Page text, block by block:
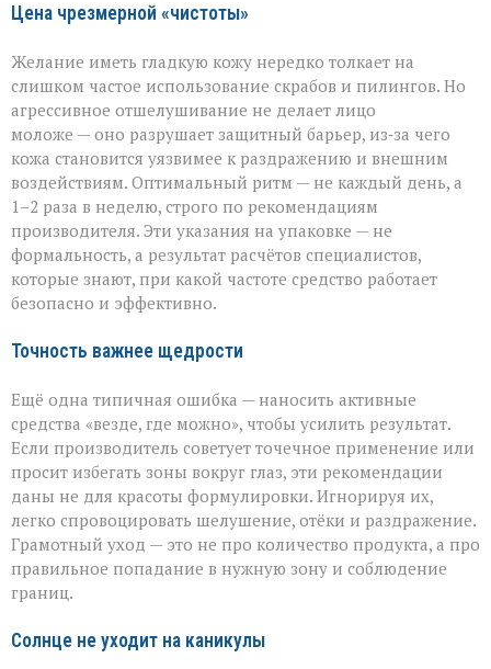
Цена чрезмерной «чистоты»
Желание иметь гладкую кожу нередко толкает на
слишком частое использование скрабов и пилингов. Но
агрессивное отшелушивание не делает лицо
моложе — оно разрушает защитный барьер, из‑за чего
кожа становится уязвимее к раздражению и внешним
воздействиям. Оптимальный ритм — не каждый день, а
1–2 раза в неделю, строго по рекомендациям
производителя. Эти указания на упаковке — не
формальность, а результат расчётов специалистов,
которые знают, при какой частоте средство работает
безопасно и эффективно.
Точность важнее щедрости
Ещё одна типичная ошибка — наносить активные
средства «везде, где можно», чтобы усилить результат.
Если производитель советует точечное применение или
просит избегать зоны вокруг глаз, эти рекомендации
даны не для красоты формулировки. Игнорируя их,
легко спровоцировать шелушение, отёки и раздражение.
Грамотный уход — это не про количество продукта, а про
правильное попадание в нужную зону и соблюдение
границ.
Солнце не уходит на каникулы